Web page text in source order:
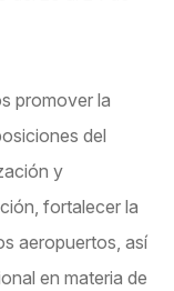
promover la
del
y
fortalecer la
aeropuertos, así
en materia de